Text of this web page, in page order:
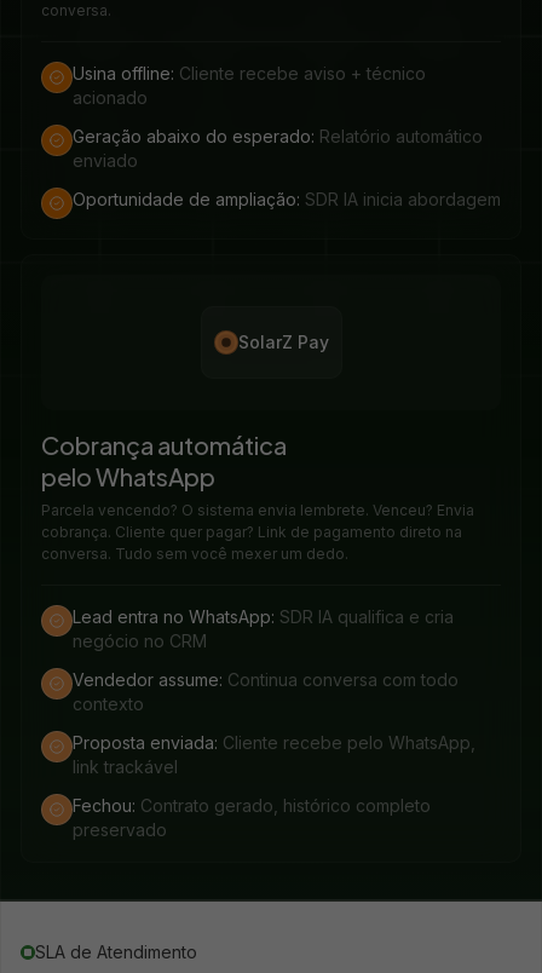
conversa.
Usina offline: Cliente recebe aviso + técnico
acionado
Geração abaixo do esperado: Relatório automático
enviado
Oportunidade de ampliação: SDR IA inicia abordagem
SolarZ Pay
Cobrança automática
pelo WhatsApp
Parcela vencendo? O sistema envia lembrete. Venceu? Envia
cobrança. Cliente quer pagar? Link de pagamento direto na
conversa. Tudo sem você mexer um dedo.
Lead entra no WhatsApp: SDR IA qualifica e cria
negócio no CRM
Vendedor assume: Continua conversa com todo
contexto
Proposta enviada: Cliente recebe pelo WhatsApp,
link trackável
Fechou: Contrato gerado, histórico completo
preservado
SLA de Atendimento